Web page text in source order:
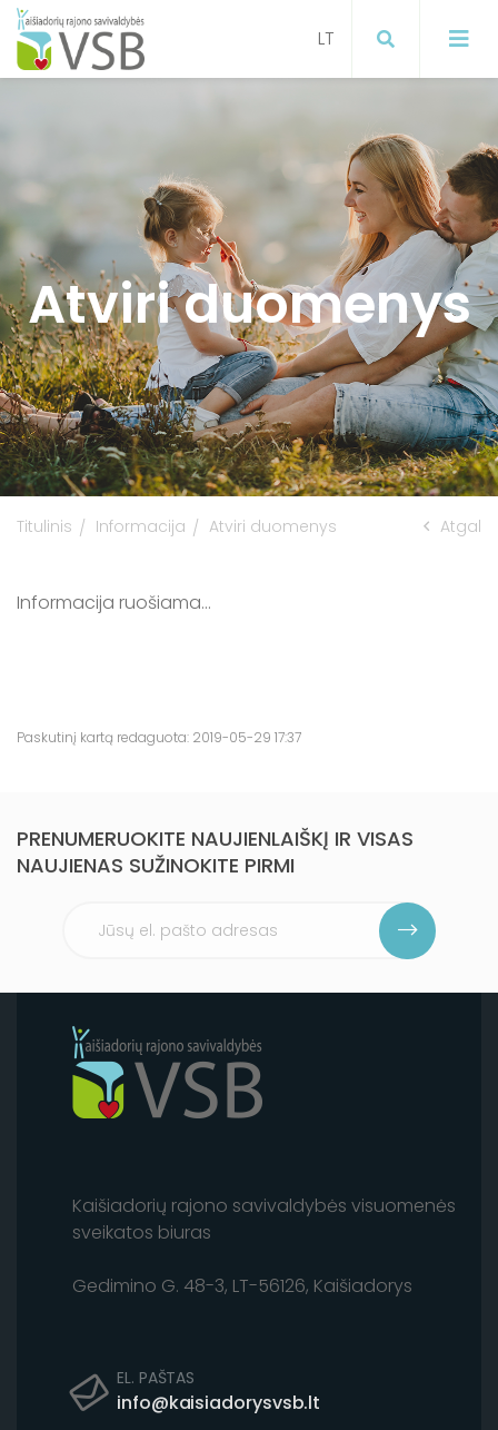
Mokymai
Projektai
Paslaugos gyventojams
Visuomenės sveikatos stiprinimas
ugdymo įstaigose
Visuomenės sveikatos stiprinimas
Visuomenės sveikatos stiprinimas
Širvintų raj. savivaldybėje
Informacija gyventojams apie
koronavirusą
Informacija apie gyventojų
sergamumą gripu, ŪVKTI ir COVID-19
Informacija apie maudyklų vandens
Atviri duomenys
Titulinis Informacija Atviri duomenys Atgal
Informacija ruošiama...
Paskutinį kartą redaguota: 2019-05-29 17:37
PRENUMERUOKITE NAUJIENLAIŠKĮ IR VISAS
NAUJIENAS SUŽINOKITE PIRMI
Kaišiadorių rajono savivaldybės visuomenės
sveikatos biuras
Gedimino G. 48-3, LT-56126, Kaišiadorys
EL. PAŠTAS
info@kaisiadorysvsb.lt